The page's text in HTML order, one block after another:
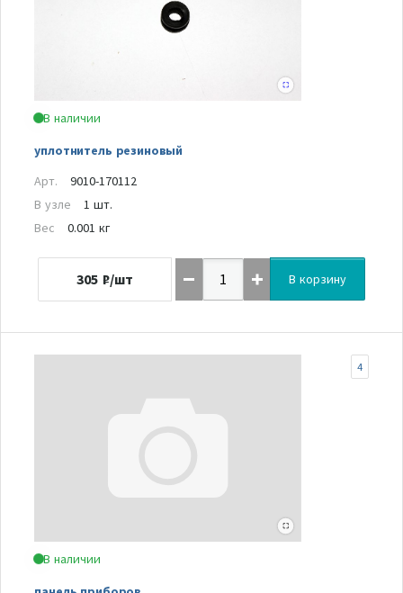
В наличии
уплотнитель резиновый
Арт.
9010-170112
В узле
1 шт.
Вес
0.001 кг
305 ₽/шт В корзину
В наличии
4